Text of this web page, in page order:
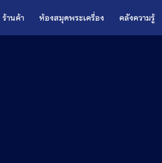
ร้านค้า ห้องสมุดพระเครื่อง คลังความรู้